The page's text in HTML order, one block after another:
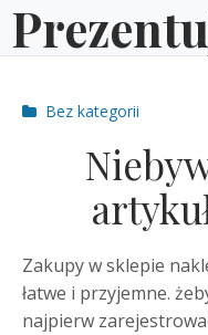
Skip
to
Post
Bez kategorii
Zakupy w sklepie
łatwe i przyjemne.
najpierw